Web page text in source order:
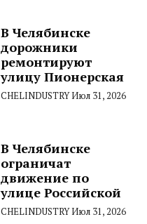
В Челябинске
дорожники
ремонтируют
улицу Пионерская
CHELINDUSTRYИюл 31, 2026
В Челябинске
ограничат
движение по
улице Российской
CHELINDUSTRYИюл 31, 2026